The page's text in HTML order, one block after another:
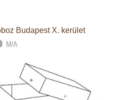
Budapest X. kerület